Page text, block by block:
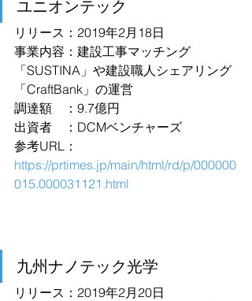
ユニオンテック
リリース：2019年2月18日
事業内容：建設工事マッチング
「SUSTINA」や建設職人シェアリング
「CraftBank」の運営
調達額　：9.7億円
出資者　：DCMベンチャーズ
参考URL：
https://prtimes.jp/main/html/rd/p/000000
015.000031121.html
九州ナノテック光学
リリース：2019年2月20日